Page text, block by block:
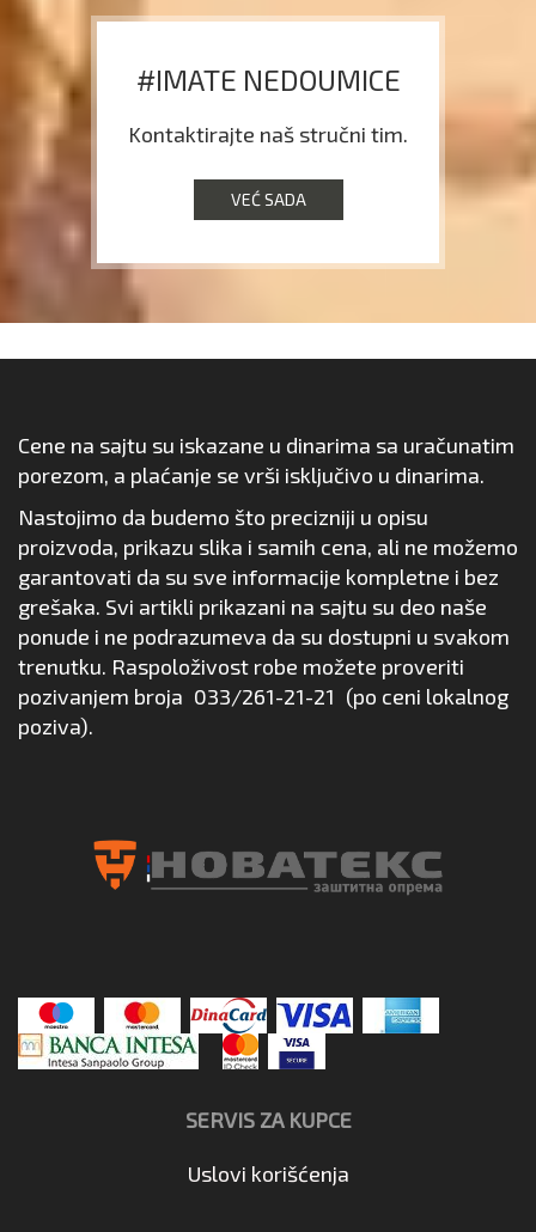
#IMATE NEDOUMICE
Kontaktirajte naš stručni tim.
VEĆ SADA
Cene na sajtu su iskazane u dinarima sa uračunatim
porezom, a plaćanje se vrši isključivo u dinarima.
Nastojimo da budemo što precizniji u opisu
proizvoda, prikazu slika i samih cena, ali ne možemo
garantovati da su sve informacije kompletne i bez
grešaka. Svi artikli prikazani na sajtu su deo naše
ponude i ne podrazumeva da su dostupni u svakom
trenutku. Raspoloživost robe možete proveriti
pozivanjem broja 033/261-21-21 (po ceni lokalnog
poziva).
SERVIS ZA KUPCE
Uslovi korišćenja